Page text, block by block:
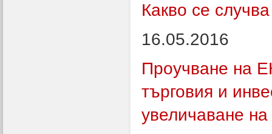
Какво се
16.05.2016
Проучване на
търговия и
увеличаване